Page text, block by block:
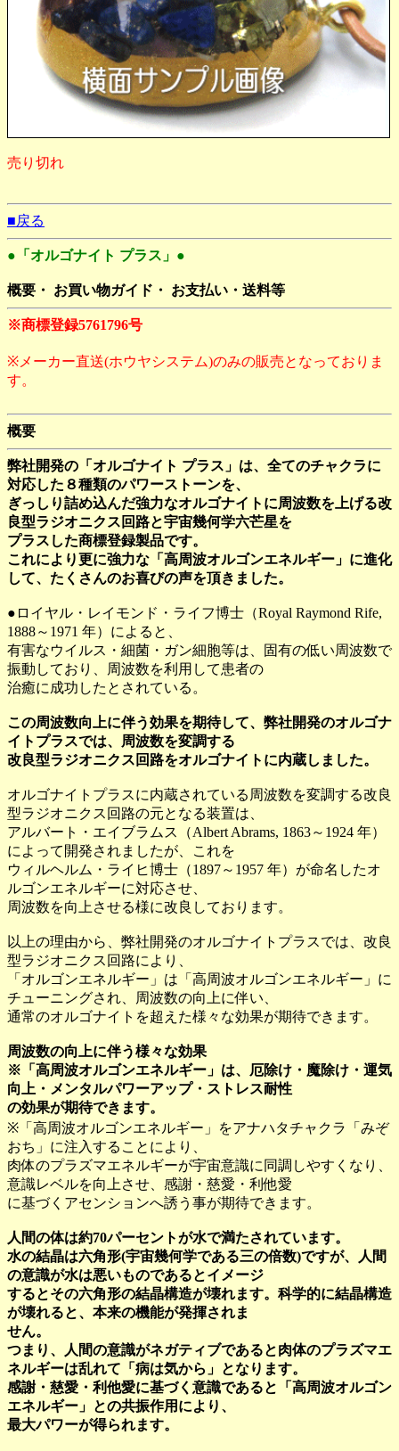
売り切れ
■戻る
●「オルゴナイト プラス」●
概要・ お買い物ガイド・ お支払い・送料等
※商標登録5761796号
※メーカー直送(ホウヤシステム)のみの販売となっておりま
す。
概要
弊社開発の「オルゴナイト プラス」は、全てのチャクラに
対応した８種類のパワーストーンを、
ぎっしり詰め込んだ強力なオルゴナイトに周波数を上げる改
良型ラジオニクス回路と宇宙幾何学六芒星を
プラスした商標登録製品です。
これにより更に強力な「高周波オルゴンエネルギー」に進化
して、たくさんのお喜びの声を頂きました。
●ロイヤル・レイモンド・ライフ博士（Royal Raymond Rife,
1888～1971 年）によると、
有害なウイルス・細菌・ガン細胞等は、固有の低い周波数で
振動しており、周波数を利用して患者の
治癒に成功したとされている。
この周波数向上に伴う効果を期待して、弊社開発のオルゴナ
イトプラスでは、周波数を変調する
改良型ラジオニクス回路をオルゴナイトに内蔵しました。
オルゴナイトプラスに内蔵されている周波数を変調する改良
型ラジオニクス回路の元となる装置は、
アルバート・エイブラムス（Albert Abrams, 1863～1924 年）
によって開発されましたが、これを
ウィルヘルム・ライヒ博士（1897～1957 年）が命名したオ
ルゴンエネルギーに対応させ、
周波数を向上させる様に改良しております。
以上の理由から、弊社開発のオルゴナイトプラスでは、改良
型ラジオニクス回路により、
「オルゴンエネルギー」は「高周波オルゴンエネルギー」に
チューニングされ、周波数の向上に伴い、
通常のオルゴナイトを超えた様々な効果が期待できます。
周波数の向上に伴う様々な効果
※「高周波オルゴンエネルギー」は、厄除け・魔除け・運気
向上・メンタルパワーアップ・ストレス耐性
の効果が期待できます。
※「高周波オルゴンエネルギー」をアナハタチャクラ「みぞ
おち」に注入することにより、
肉体のプラズマエネルギーが宇宙意識に同調しやすくなり、
意識レベルを向上させ、感謝・慈愛・利他愛
に基づくアセンションへ誘う事が期待できます。
人間の体は約70パーセントが水で満たされています。
水の結晶は六角形(宇宙幾何学である三の倍数)ですが、人間
の意識が水は悪いものであるとイメージ
するとその六角形の結晶構造が壊れます。科学的に結晶構造
が壊れると、本来の機能が発揮されま
せん。
つまり、人間の意識がネガティブであると肉体のプラズマエ
ネルギーは乱れて「病は気から」となります。
感謝・慈愛・利他愛に基づく意識であると「高周波オルゴン
エネルギー」との共振作用により、
最大パワーが得られます。